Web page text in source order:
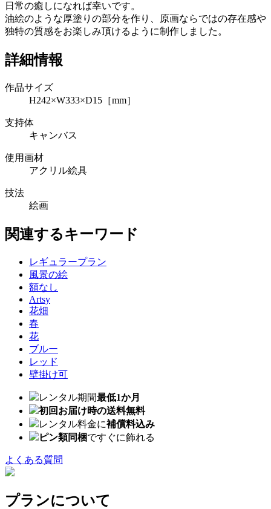
日常の癒しになれば幸いです。
油絵のような厚塗りの部分を作り、原画ならではの存在感や
独特の質感をお楽しみ頂けるように制作しました。
詳細情報
作品サイズ
H242×W333×D15［mm］
支持体
キャンバス
使用画材
アクリル絵具
技法
絵画
関連するキーワード
レギュラープラン
風景の絵
額なし
Artsy
花畑
春
花
ブルー
レッド
壁掛け可
レンタル期間最低1か月
初回お届け時の送料無料
レンタル料金に補償料込み
ピン類同梱ですぐに飾れる
よくある質問
プランについて